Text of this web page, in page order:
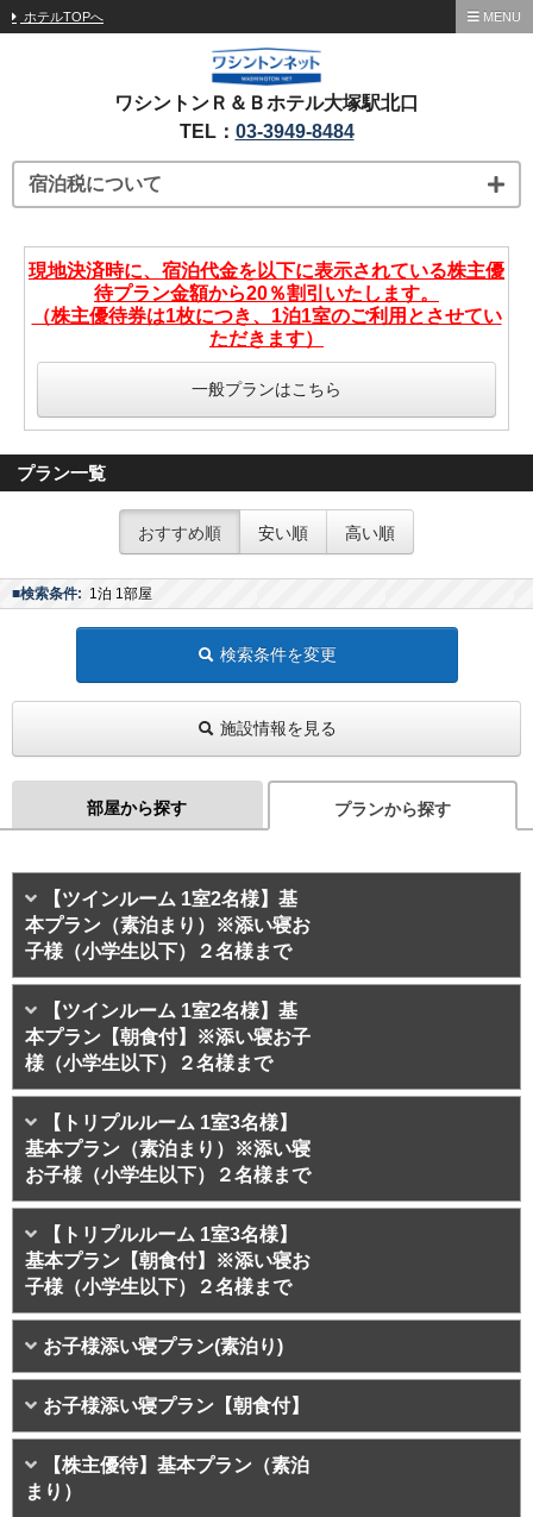
ホテルTOPへ MENU
ワシントンＲ＆Ｂホテル大塚駅北口
TEL： 03-3949-8484
宿泊税について
現地決済時に、宿泊代金を以下に表示されている株主優
待プラン金額から20％割引いたします。
（株主優待券は1枚につき、1泊1室のご利用とさせてい
ただきます）
一般プランはこちら
プラン一覧
おすすめ順 安い順 高い順
■検索条件: 1泊 1部屋
検索条件を変更
施設情報を見る
部屋から探す プランから探す
【ツインルーム 1室2名様】基
本プラン（素泊まり）※添い寝お
子様（小学生以下）２名様まで
【ツインルーム 1室2名様】基
本プラン【朝食付】※添い寝お子
様（小学生以下）２名様まで
【トリプルルーム 1室3名様】
基本プラン（素泊まり）※添い寝
お子様（小学生以下）２名様まで
【トリプルルーム 1室3名様】
基本プラン【朝食付】※添い寝お
子様（小学生以下）２名様まで
お子様添い寝プラン(素泊り)
お子様添い寝プラン【朝食付】
【株主優待】基本プラン（素泊
まり）